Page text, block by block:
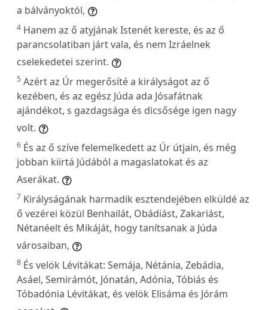
a bálványoktól,
4 Hanem az ő atyjának Istenét kereste, és az ő
parancsolatiban járt vala, és nem Izráelnek
cselekedetei szerint.
5 Azért az Úr megerősíté a királyságot az ő
kezében, és az egész Júda ada Jósafátnak
ajándékot, s gazdagsága és dicsősége igen nagy
volt.
6 És az ő szíve felemelkedett az Úr útjain, és még
jobban kiirtá Júdából a magaslatokat és az
Aserákat.
7 Királyságának harmadik esztendejében elküldé az
ő vezérei közül Benhailát, Obádiást, Zakariást,
Nétanéelt és Mikáját, hogy tanítsanak a Júda
városaiban,
8 És velök Lévitákat: Semája, Nétánia, Zebádia,
Asáel, Semirámót, Jónatán, Adónia, Tóbiás és
Tóbadónia Lévitákat, és velök Elisáma és Jórám